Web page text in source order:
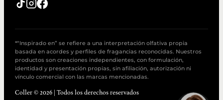
*“Inspirado en” se refiere a una interpretación olfativa propia
basada en acordes y perfiles de fragancias reconocidas. Nuestros
productos son creaciones independientes, con formulación,
identidad y presentación propias, sin afiliación, autorización ni
vínculo comercial con las marcas mencionadas.
Coller © 2026 | Todos los derechos reservados